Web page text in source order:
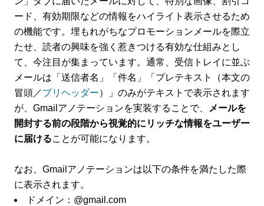
ード、有効期限などの情報をハイライト表示させるため
の機能です。埋もれがちなプロモーションメールを際立
たせ、読者の興味を強く惹きつける有効な仕組みとし
て、今注目が集まっています。通常、受信トレイに並ぶ
メールは「送信者名」「件名」「プレテキスト（本文の
冒頭／プリヘッダー）」のみがテキストで表示されます
が、Gmailアノテーションを実装することで、
メールを
開封する前の段階から視覚的にリッチな情報をユーザー
に届けることが可能になります。
なお、Gmailアノテーションは以下の条件を満たした際
に表示されます。
ドメイン：@gmail.com